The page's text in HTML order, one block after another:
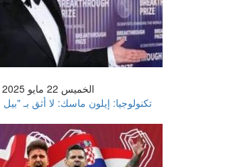
الخميس 22 مايو 2025 03:01 مساءً
تكنولوجيا: إيلون ماسك: لا أثق بـ